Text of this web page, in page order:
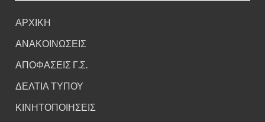
ΑΡΧΙΚΗ
ΑΝΑΚΟΙΝΩΣΕΙΣ
ΑΠΟΦΑΣΕΙΣ Γ.Σ.
ΔΕΛΤΙΑ ΤΥΠΟΥ
ΚΙΝΗΤΟΠΟΙΗΣΕΙΣ